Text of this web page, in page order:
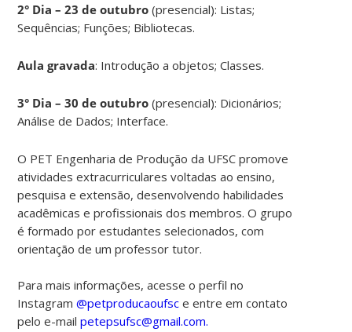
2° Dia – 23 de outubro(presencial): Listas;
Sequências; Funções; Bibliotecas.
Aula gravada: Introdução a objetos; Classes.
3° Dia – 30 de outubro (presencial): Dicionários;
Análise de Dados; Interface.
O PET Engenharia de Produção da UFSC promove
atividades extracurriculares voltadas ao ensino,
pesquisa e extensão, desenvolvendo habilidades
acadêmicas e profissionais dos membros. O grupo
é formado por estudantes selecionados, com
orientação de um professor tutor.
Para mais informações, acesse o perfil no
Instagram@petproducaoufsc e entre em contato
pelo e-mailpetepsufsc@gmail.com.